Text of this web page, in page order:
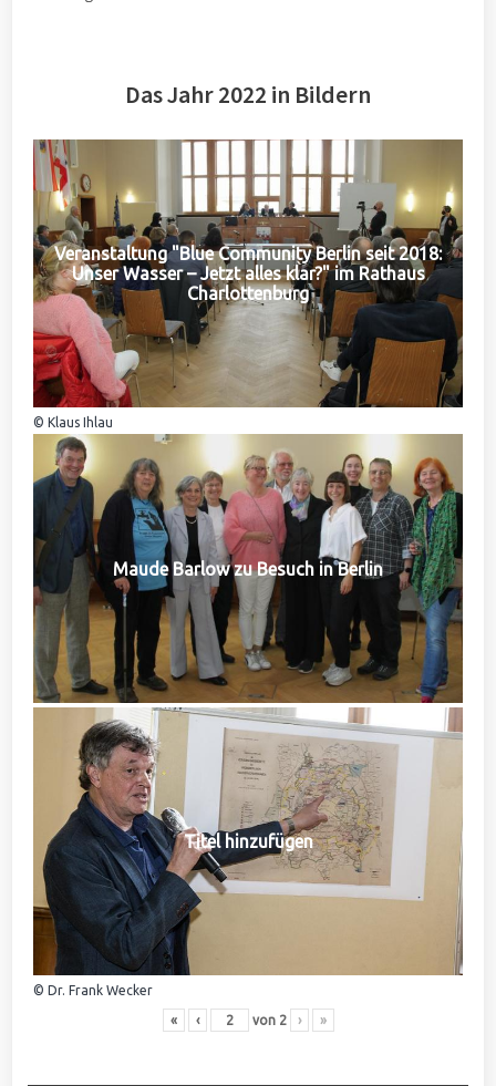
Das Jahr 2022 in Bildern
Veranstaltung "Blue Community Berlin seit 2018:
Unser Wasser – Jetzt alles klar?" im Rathaus
Charlottenburg
© Klaus Ihlau
Maude Barlow zu Besuch in Berlin
Titel hinzufügen
© Dr. Frank Wecker
« ‹ von 2 › »